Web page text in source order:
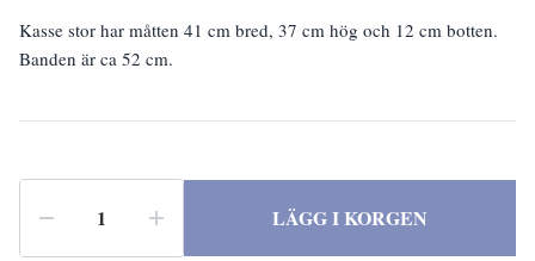
Kasse stor har måtten 41 cm bred, 37 cm hög och 12 cm botten.
Banden är ca 52 cm.
LÄGG I KORGEN